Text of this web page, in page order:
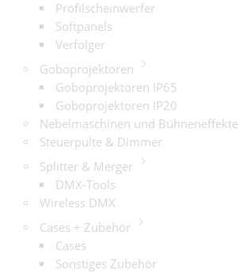
Profilscheinwerfer
Softpanels
Verfolger
Goboprojektoren
Goboprojektoren IP65
Goboprojektoren IP20
Nebelmaschinen und Bühneneffekte
Steuerpulte & Dimmer
Splitter & Merger
DMX-Tools
Wireless DMX
Cases + Zubehör
Cases
Sonstiges Zubehör